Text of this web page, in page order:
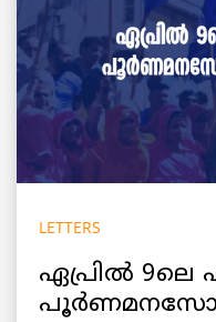
LETTERS
ഏപ്രിൽ 9ലെ